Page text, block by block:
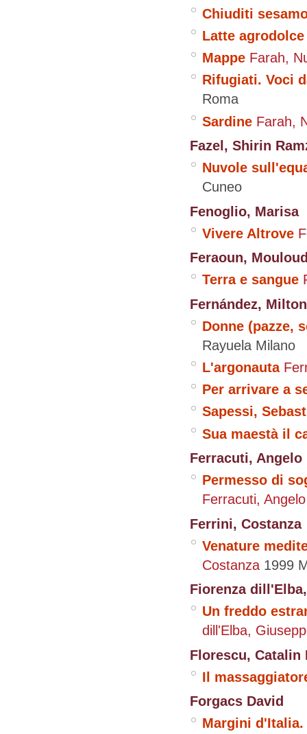
Chiuditi
Latte agrodolce
Mappe Farah,
Rifugiati. Voci
Roma
Sardine Farah,
Fazel, Shirin
Nuvole
Cuneo
Fenoglio, Marisa
Vivere Altrove
Feraoun,
Terra e sangue
Fernández, Milton
Donne (pazze,
Rayuela Milano
L'argonauta
Per arrivare a
Sapessi,
Sua maestà il
Ferracuti, Angelo
Permesso di
Ferracuti,
Ferrini, Costanza
Venature
Costanza 1999
Fiorenza
Un freddo
dill'Elba,
Florescu, Catalin
Il
Forgacs David
Margini